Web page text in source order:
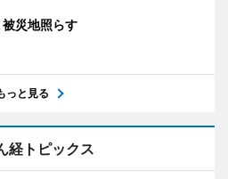
災地照らす
っと見る
経トピックス